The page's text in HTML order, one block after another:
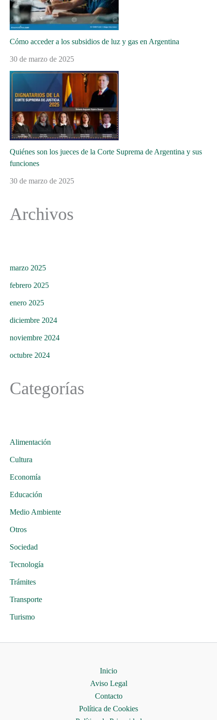
Cómo acceder a los subsidios de luz y gas en Argentina
30 de marzo de 2025
Quiénes son los jueces de la Corte Suprema de Argentina y sus
funciones
30 de marzo de 2025
Archivos
marzo 2025
febrero 2025
enero 2025
diciembre 2024
noviembre 2024
octubre 2024
Categorías
Alimentación
Cultura
Economía
Educación
Medio Ambiente
Otros
Sociedad
Tecnología
Trámites
Transporte
Turismo
Inicio
Aviso Legal
Contacto
Política de Cookies